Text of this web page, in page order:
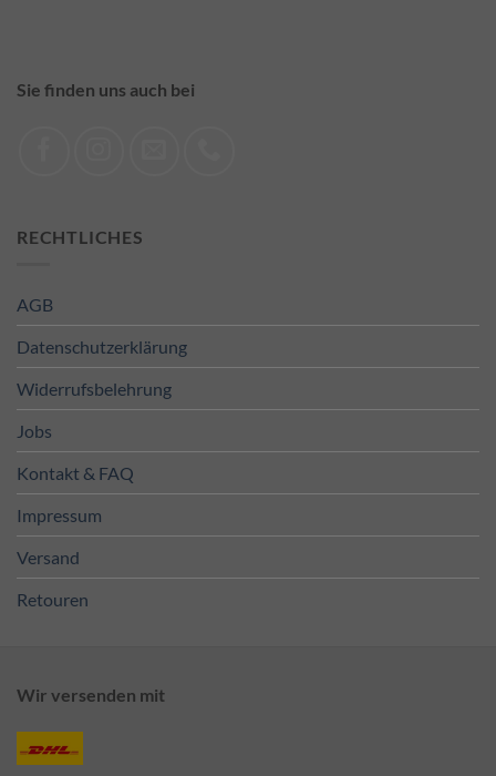
Sie finden uns auch bei
RECHTLICHES
AGB
Datenschutzerklärung
Widerrufsbelehrung
Jobs
Kontakt & FAQ
Impressum
Versand
Retouren
Wir versenden mit